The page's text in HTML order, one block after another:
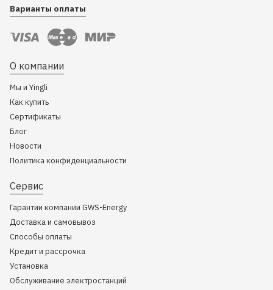
Варианты оплаты
О компании
Мы и Yingli
Как купить
Сертификаты
Блог
Новости
Политика конфиденциальности
Сервис
Гарантии компании GWS-Energy
Доставка и самовывоз
Способы оплаты
Кредит и рассрочка
Установка
Обслуживание электростанций